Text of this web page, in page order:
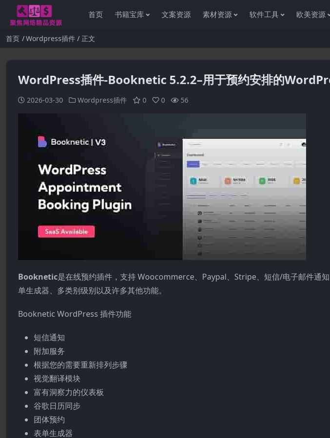
首页 书籍宝库 文案资源 素材资源 软件工具 欧美资源
首页 Wordpress插件 正文
WordPress插件-Booknetic 5.2.2–用于预约安排的
2026-03-30 Wordpress插件 0 0 56
Booknetic是在线预约插件，支持 Woocommerce、Paypal、Stripe、短信/电子邮件通
单生成器、多类别级别以及许多其他功能。
Booknetic WordPress 插件功能
短信通知
附加服务
根据您的需要重新排列步骤
视觉翻译模块
富有洞察力的仪表板
谷歌日历同步
团体预约
表单生成器
感谢您访问资